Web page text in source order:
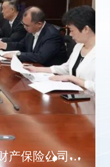
张钰晶会长会见三井住友保险中国区总裁西川真吾和太平洋财产保险公司副总裁李超一行